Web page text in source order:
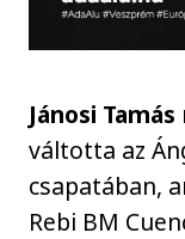
Jánosi Tamás
váltotta az
csapatában,
Rebi BM